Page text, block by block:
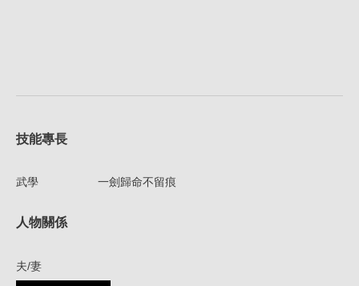
技能專長
武學 一劍歸命不留痕
人物關係
夫/妻